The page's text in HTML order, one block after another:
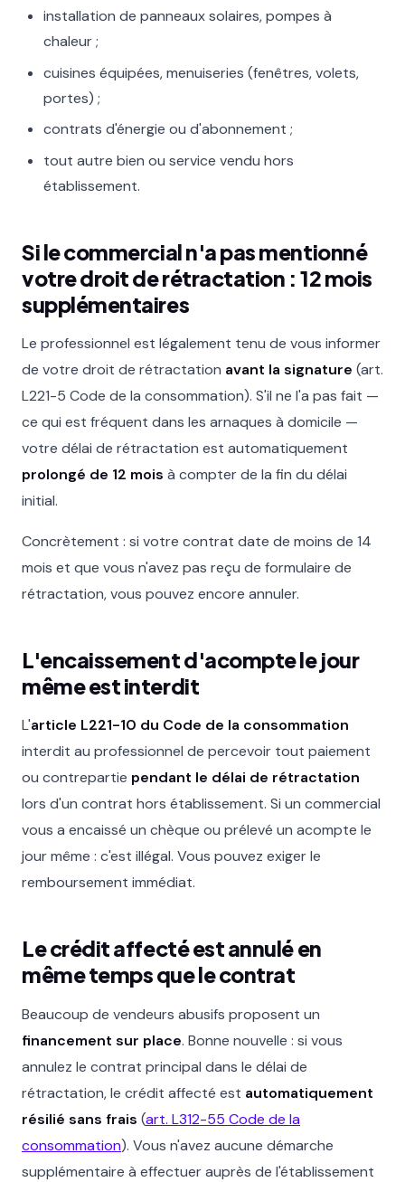
installation de panneaux solaires, pompes à
chaleur ;
cuisines équipées, menuiseries (fenêtres, volets,
portes) ;
contrats d'énergie ou d'abonnement ;
tout autre bien ou service vendu hors
établissement.
Si le commercial n'a pas mentionné
votre droit de rétractation : 12 mois
supplémentaires
Le professionnel est légalement tenu de vous informer
de votre droit de rétractation avant la signature (art.
L221-5 Code de la consommation). S'il ne l'a pas fait —
ce qui est fréquent dans les arnaques à domicile —
votre délai de rétractation est automatiquement
prolongé de 12 mois à compter de la fin du délai
initial.
Concrètement : si votre contrat date de moins de 14
mois et que vous n'avez pas reçu de formulaire de
rétractation, vous pouvez encore annuler.
L'encaissement d'acompte le jour
même est interdit
L'article L221-10 du Code de la consommation
interdit au professionnel de percevoir tout paiement
ou contrepartie pendant le délai de rétractation
lors d'un contrat hors établissement. Si un commercial
vous a encaissé un chèque ou prélevé un acompte le
jour même : c'est illégal. Vous pouvez exiger le
remboursement immédiat.
Le crédit affecté est annulé en
même temps que le contrat
Beaucoup de vendeurs abusifs proposent un
financement sur place. Bonne nouvelle : si vous
annulez le contrat principal dans le délai de
rétractation, le crédit affecté est automatiquement
résilié sans frais (art. L312-55 Code de la
consommation). Vous n'avez aucune démarche
supplémentaire à effectuer auprès de l'établissement